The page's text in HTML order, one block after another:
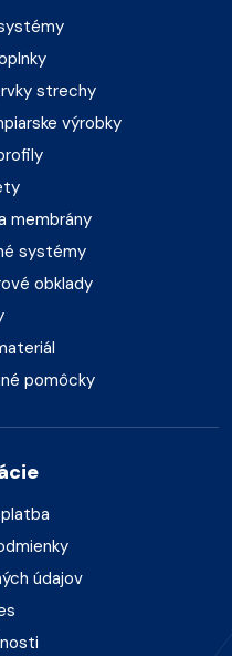
strechy
výrobky
membrány
systémy
obklady
pomôcky
údajov